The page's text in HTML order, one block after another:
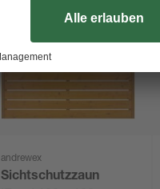
andrewex
Sichtschutzzaun